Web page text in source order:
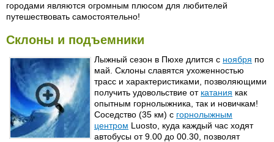
городами являются огромным плюсом для любителей
путешествовать самостоятельно!
Склоны и подъемники
Лыжный сезон в Пюхе длится с ноября по
май. Склоны славятся ухоженностью
трасс и характеристиками, позволяющими
получить удовольствие от катания как
опытным горнолыжника, так и новичкам!
Соседство (35 км) с горнолыжным
центром Luosto, куда каждый час ходят
автобусы от 9.00 до 00.30, позволят